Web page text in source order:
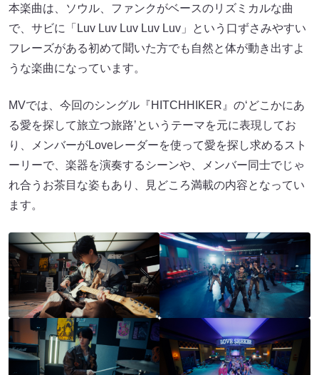
本楽曲は、ソウル、ファンクがベースのリズミカルな曲
で、サビに「Luv Luv Luv Luv Luv」という口ずさみやすい
フレーズがある初めて聞いた方でも自然と体が動き出すよ
うな楽曲になっています。
MVでは、今回のシングル『HITCHHIKER』の‘どこかにあ
る愛を探して旅立つ旅路ʼというテーマを元に表現してお
り、メンバーがLoveレーダーを使って愛を探し求めるスト
ーリーで、楽器を演奏するシーンや、メンバー同士でじゃ
れ合うお茶目な姿もあり、見どころ満載の内容となってい
ます。